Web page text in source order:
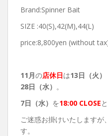
Brand:Spinner Bait
SIZE :40(S),42(M),44(L)
price:8,800yen (without
11月の店休日は13日（火
28日（水） 。
7日（水） を18:00 CLOSE
ご迷惑お掛けいたしますが
す。